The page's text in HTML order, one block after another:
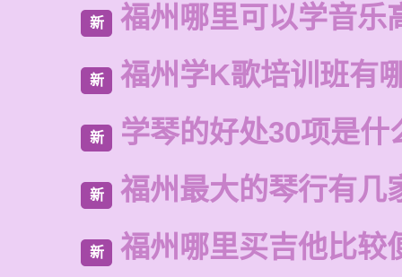
新 福州哪里可以学音乐
新 福州学K歌培训班有
新 学琴的好处30项是什
新 福州最大的琴行有几
新 福州哪里买吉他比较